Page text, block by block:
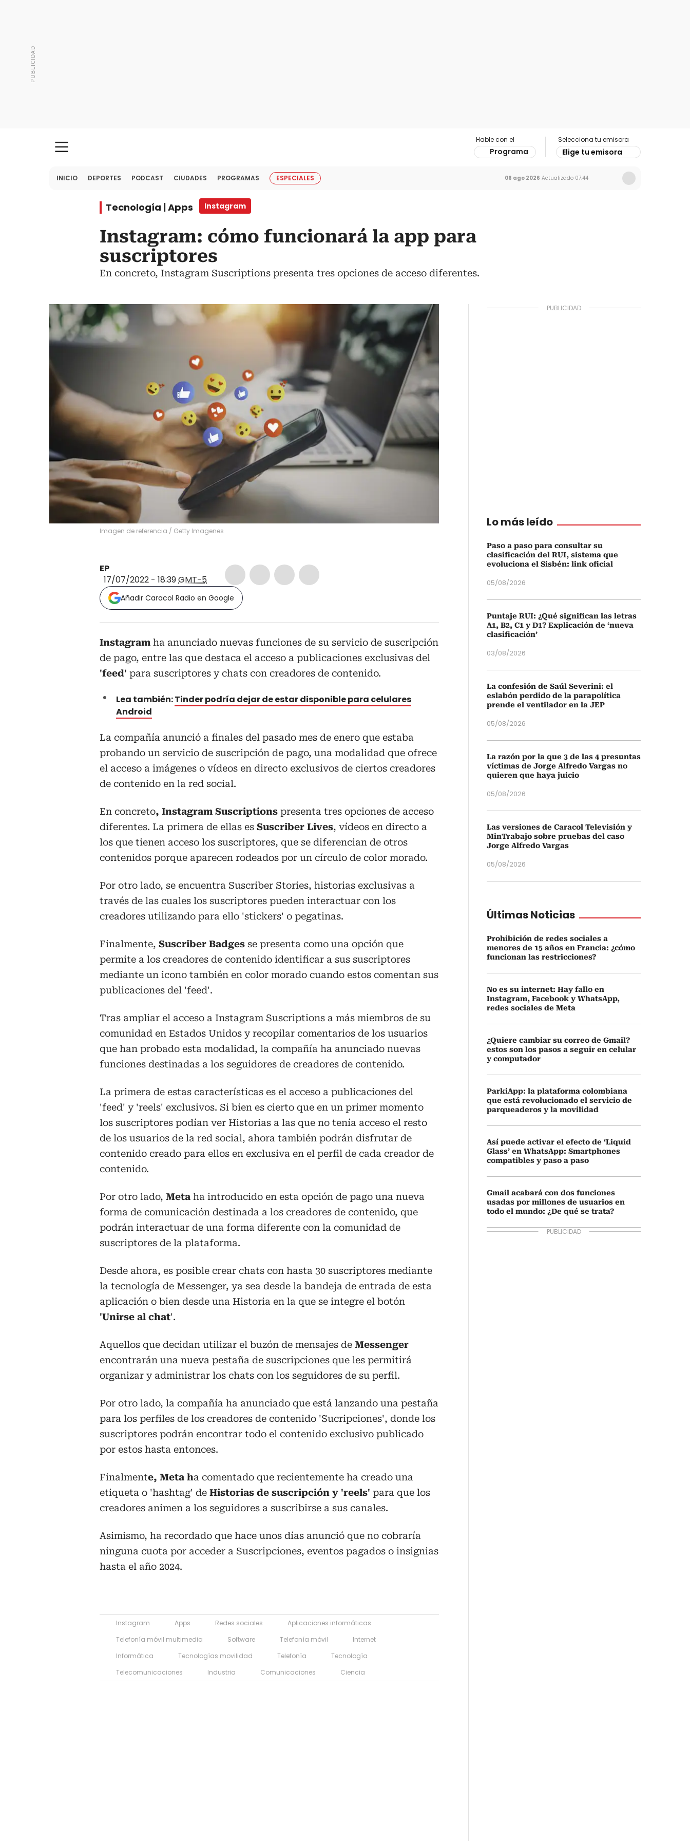
Hable con el
Programa
Selecciona tu emisora
Elige tu emisora
INICIO DEPORTES PODCAST CIUDADES PROGRAMAS ESPECIALES 06 ago 2026 Actualizado 07:44
Tecnología | Apps Instagram
Instagram: cómo funcionará la app para
suscriptores
En concreto, Instagram Suscriptions presenta tres opciones de acceso diferentes.
Imagen de referencia / Getty Imagenes
EP
17/07/2022 - 18:39GMT-5
Añadir Caracol Radio en Google
Instagram ha anunciado nuevas funciones de su servicio de suscripción
de pago, entre las que destaca el acceso a publicaciones exclusivas del
'feed' para suscriptores y chats con creadores de contenido.
Lea también:Tinder podría dejar de estar disponible para celulares
Android
La compañía anunció a finales del pasado mes de enero que estaba
probando un servicio de suscripción de pago, una modalidad que ofrece
el acceso a imágenes o vídeos en directo exclusivos de ciertos creadores
de contenido en la red social.
En concreto, Instagram Suscriptions presenta tres opciones de acceso
diferentes. La primera de ellas es Suscriber Lives, vídeos en directo a
los que tienen acceso los suscriptores, que se diferencian de otros
contenidos porque aparecen rodeados por un círculo de color morado.
Por otro lado, se encuentra Suscriber Stories, historias exclusivas a
través de las cuales los suscriptores pueden interactuar con los
creadores utilizando para ello 'stickers' o pegatinas.
Finalmente, Suscriber Badges se presenta como una opción que
permite a los creadores de contenido identificar a sus suscriptores
mediante un icono también en color morado cuando estos comentan sus
publicaciones del 'feed'.
Tras ampliar el acceso a Instagram Suscriptions a más miembros de su
comunidad en Estados Unidos y recopilar comentarios de los usuarios
que han probado esta modalidad, la compañía ha anunciado nuevas
funciones destinadas a los seguidores de creadores de contenido.
La primera de estas características es el acceso a publicaciones del
'feed' y 'reels' exclusivos. Si bien es cierto que en un primer momento
los suscriptores podían ver Historias a las que no tenía acceso el resto
de los usuarios de la red social, ahora también podrán disfrutar de
contenido creado para ellos en exclusiva en el perfil de cada creador de
contenido.
Por otro lado, Meta ha introducido en esta opción de pago una nueva
forma de comunicación destinada a los creadores de contenido, que
podrán interactuar de una forma diferente con la comunidad de
suscriptores de la plataforma.
Desde ahora, es posible crear chats con hasta 30 suscriptores mediante
la tecnología de Messenger, ya sea desde la bandeja de entrada de esta
aplicación o bien desde una Historia en la que se integre el botón
'Unirse al chat'.
Aquellos que decidan utilizar el buzón de mensajes de Messenger
encontrarán una nueva pestaña de suscripciones que les permitirá
organizar y administrar los chats con los seguidores de su perfil.
Por otro lado, la compañía ha anunciado que está lanzando una pestaña
para los perfiles de los creadores de contenido 'Sucripciones', donde los
suscriptores podrán encontrar todo el contenido exclusivo publicado
por estos hasta entonces.
Finalmente, Meta ha comentado que recientemente ha creado una
etiqueta o 'hashtag' de Historias de suscripción y 'reels' para que los
creadores animen a los seguidores a suscribirse a sus canales.
Asimismo, ha recordado que hace unos días anunció que no cobraría
ninguna cuota por acceder a Suscripciones, eventos pagados o insignias
hasta el año 2024.
Instagram Apps Redes sociales
Aplicaciones informáticas
Telefonía móvil multimedia
Software Telefonía móvil
Internet
Informática
Tecnologías movilidad Telefonía
Tecnología
Telecomunicaciones
Industria Comunicaciones Ciencia
Lo más leído
Paso a paso para consultar su
clasificación del RUI, sistema que
evoluciona el Sisbén: link oficial
05/08/2026
Puntaje RUI: ¿Qué significan las letras
A1, B2, C1 y D1? Explicación de ‘nueva
clasificación’
03/08/2026
La confesión de Saúl Severini: el
eslabón perdido de la parapolítica
prende el ventilador en la JEP
05/08/2026
La razón por la que 3 de las 4 presuntas
víctimas de Jorge Alfredo Vargas no
quieren que haya juicio
05/08/2026
Las versiones de Caracol Televisión y
MinTrabajo sobre pruebas del caso
Jorge Alfredo Vargas
05/08/2026
Últimas Noticias
Prohibición de redes sociales a
menores de 15 años en Francia: ¿cómo
funcionan las restricciones?
No es su internet: Hay fallo en
Instagram, Facebook y WhatsApp,
redes sociales de Meta
¿Quiere cambiar su correo de Gmail?
estos son los pasos a seguir en celular
y computador
ParkiApp: la plataforma colombiana
que está revolucionado el servicio de
parqueaderos y la movilidad
Así puede activar el efecto de ‘Liquid
Glass’ en WhatsApp: Smartphones
compatibles y paso a paso
Gmail acabará con dos funciones
usadas por millones de usuarios en
todo el mundo: ¿De qué se trata?